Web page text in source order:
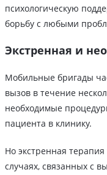
психологическую
борьбу с любыми
Экстренная и
Мобильные бригады
вызов в течение
необходимые
пациента в клинику.
Но экстренная терапия
случаях, связанных с